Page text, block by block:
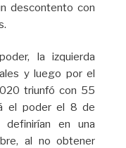
descontento con
la izquierda
y luego por el
triunfó con 55
el poder el 8 de
definirían en una
al no obtener